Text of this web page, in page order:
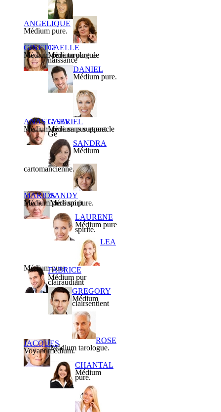
ANGELIQUE
Médium pure.
GINETTE
Médium pure tarologue
GAELLE
Médium pure de
naissance
DANIEL
Médium pure.
ANASTASIA
Médium pure sans support.
GABRIEL
Médium pur et oracle
Gé
SANDRA
Médium
cartomancienne.
MARION
Médium pure spirit
SANDY
Médium pure.
LAURENE
Médium pure
spirite.
LEA
Médium pure.
FABRICE
Médium pur
clairaudiant
GREGORY
Médium
clairsentient
JACQUES
Voyant médium.
ROSE
Médium tarologue.
CHANTAL
Médium
pure.